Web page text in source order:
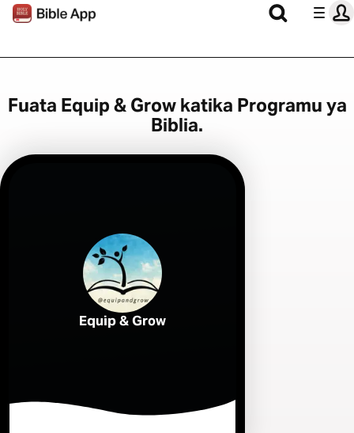
Fuata Equip & Grow katika Programu ya
Biblia.
Equip & Grow